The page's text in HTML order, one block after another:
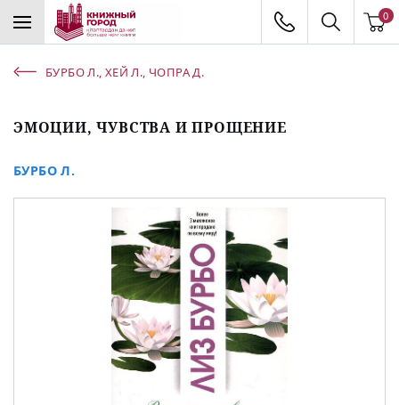
0
БУРБО Л., ХЕЙ Л., ЧОПРА Д.
ЭМОЦИИ, ЧУВСТВА И ПРОЩЕНИЕ
БУРБО Л.